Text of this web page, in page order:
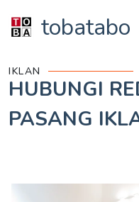
tobatabo
IKLAN
HUBUNGI
PASANG